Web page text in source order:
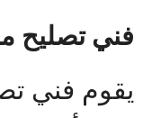
فني تصليح
يقوم فني